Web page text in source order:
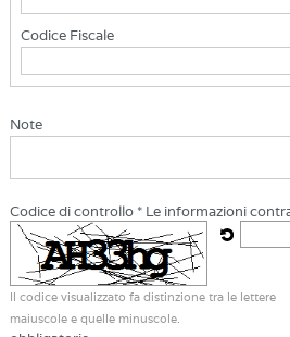
Codice Fiscale
Note
Codice di controllo *
Il codice visualizzato fa distinzione tra le lettere
maiuscole e quelle minuscole.
Le informazioni